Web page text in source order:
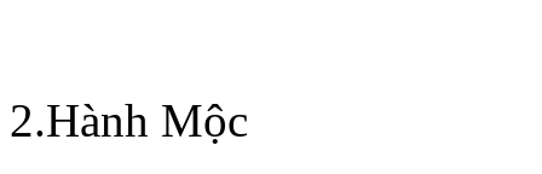
2.Hành Mộc